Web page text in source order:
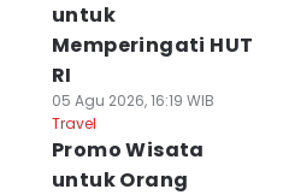
untuk
Memperingati HUT
RI
05 Agu 2026, 16:19 WIB
Travel
Promo Wisata
untuk Orang